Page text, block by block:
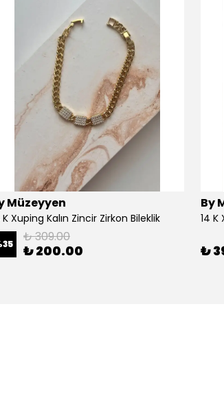
Müzeyyen
K Xuping Kalın Zincir Zirkon Bileklik
35 ₺ 309.00
₺ 200.00
By
₺